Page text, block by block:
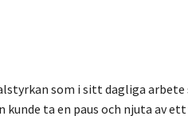
som i sitt dagliga
kunde ta en paus och njuta av